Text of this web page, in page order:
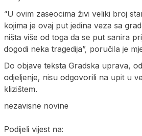
“U ovim zaseocima živi veliki broj
kojima je ovaj put jedina veza sa
ništa više od toga da se put sanira
dogodi neka tragedija”, poručila je
Do objave teksta Gradska uprava,
odjeljenje, nisu odgovorili na upit u
klizištem.
nezavisne novine
Podijeli vijest na: